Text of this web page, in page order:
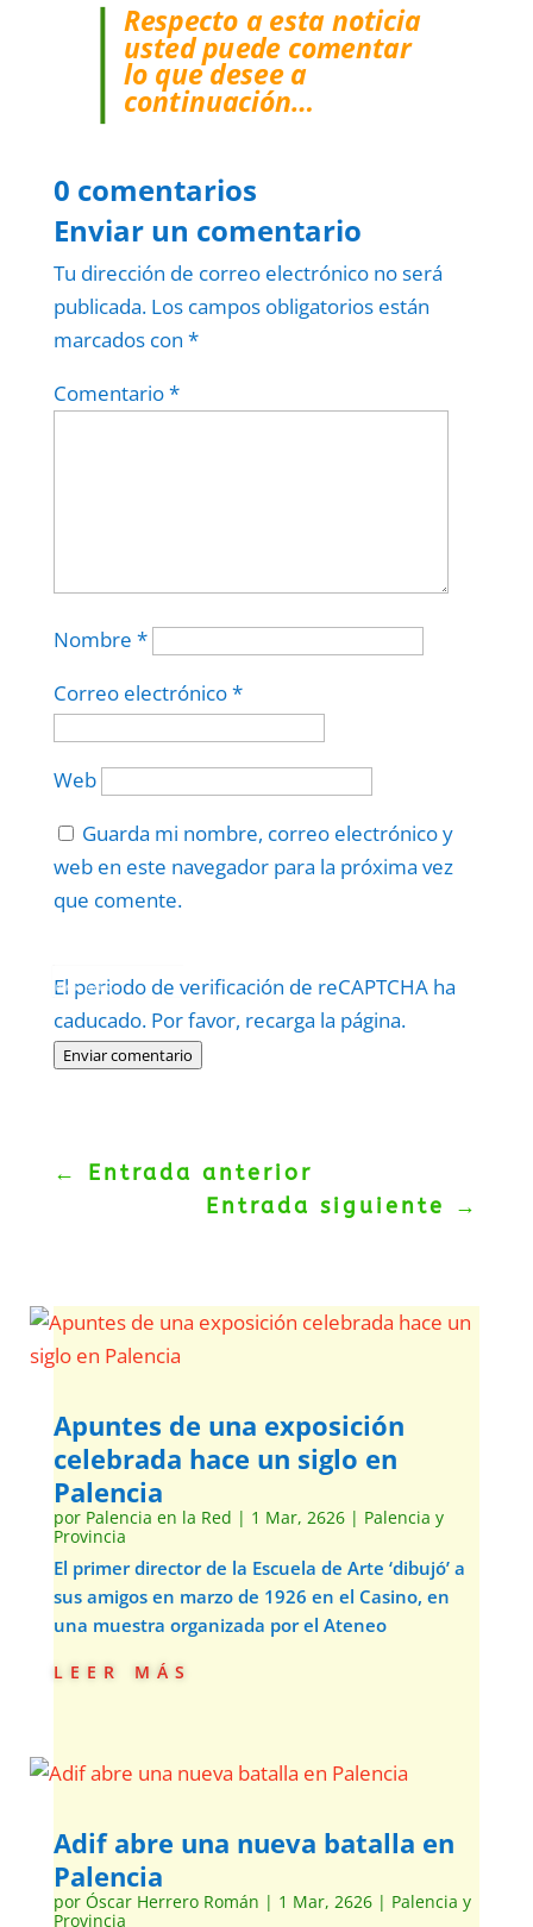
Respecto a esta noticia
usted puede comentar
lo que desee a
continuación…
0 comentarios
Enviar un comentario
Tu dirección de correo electrónico no será
publicada. Los campos obligatorios están
marcados con *
Comentario*
Nombre *
Correo electrónico*
Web
Guarda mi nombre, correo electrónico y
web en este navegador para la próxima vez
que comente.
El periodo de verificación de reCAPTCHA ha
caducado. Por favor, recarga la página.
Enviar comentario
Politica–Términos.
← Entrada anterior
Entrada siguiente
→
Apuntes de una exposición
celebrada hace un siglo en
Palencia
por Palencia en la Red | 1 Mar, 2626| Palencia y
Provincia
El primer director de la Escuela de Arte ‘dibujó’ a
sus amigos en marzo de 1926 en el Casino, en
una muestra organizada por el Ateneo
leer más
Adif abre una nueva batalla en
Palencia
por Óscar Herrero Román | 1 Mar, 2626| Palencia y
Provincia